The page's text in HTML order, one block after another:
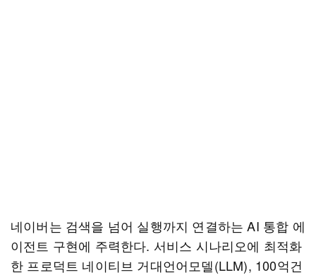
네이버는 검색을 넘어 실행까지 연결하는 AI 통합 에
이전트 구현에 주력한다. 서비스 시나리오에 최적화
한 프로덕트 네이티브 거대언어모델(LLM), 100억건